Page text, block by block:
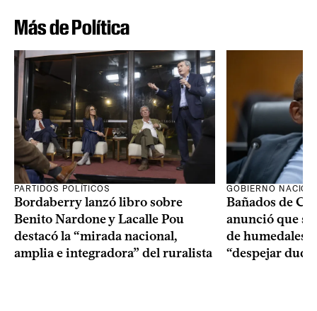
Más de Política
PARTIDOS POLÍTICOS
Bordaberry lanzó libro sobre
Benito Nardone y Lacalle Pou
destacó la “mirada nacional,
amplia e integradora” del ruralista
GOBIERNO
Bañados de
anunció que
de humedales
“despejar